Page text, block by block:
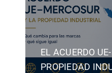
EL ACUERDO
PROPIEDAD